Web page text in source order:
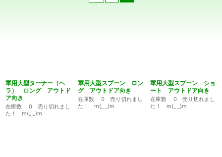
軍用大型ターナー（ヘ
ラ） ロング アウトド
ア向き
在庫数 0 売り切れまし
た！ m(_ _)m
軍用大型スプーン ロン
グ アウトドア向き
在庫数 0 売り切れまし
た！ m(_ _)m
軍用大型スプーン ショ
ート アウトドア向き
在庫数 0 売り切れまし
た！ m(_ _)m